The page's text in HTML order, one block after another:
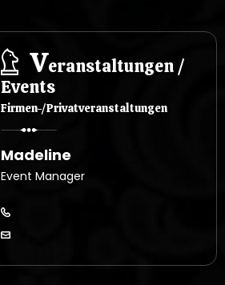
Veranstaltungen /
Events
Firmen-/Privatveranstaltungen
Madeline
Event Manager